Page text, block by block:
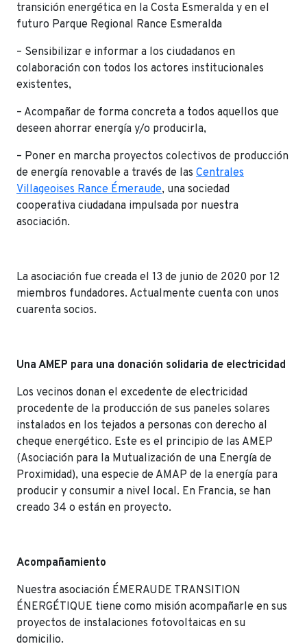
transición energética en la Costa Esmeralda y en el
futuro Parque Regional Rance Esmeralda
– Sensibilizar e informar a los ciudadanos en
colaboración con todos los actores institucionales
existentes,
– Acompañar de forma concreta a todos aquellos que
deseen ahorrar energía y/o producirla,
– Poner en marcha proyectos colectivos de producción
de energía renovable a través de las Centrales
Villageoises Rance Émeraude, una sociedad
cooperativa ciudadana impulsada por nuestra
asociación.
La asociación fue creada el 13 de junio de 2020 por 12
miembros fundadores. Actualmente cuenta con unos
cuarenta socios.
Una AMEP para una donación solidaria de electricidad
Los vecinos donan el excedente de electricidad
procedente de la producción de sus paneles solares
instalados en los tejados a personas con derecho al
cheque energético. Este es el principio de las AMEP
(Asociación para la Mutualización de una Energía de
Proximidad), una especie de AMAP de la energía para
producir y consumir a nivel local. En Francia, se han
creado 34 o están en proyecto.
Acompañamiento
Nuestra asociación ÉMERAUDE TRANSITION
ÉNERGÉTIQUE tiene como misión acompañarle en sus
proyectos de instalaciones fotovoltaicas en su
domicilio.